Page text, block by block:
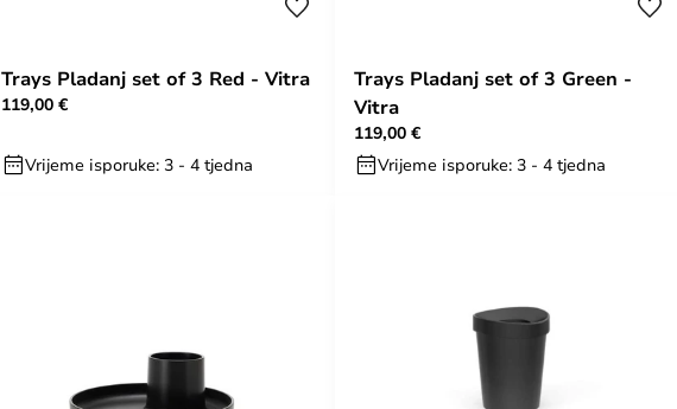
Trays Pladanj set of 3 Red - Vitra
119,00 €
Vrijeme isporuke: 3 - 4 tjedna
Trays Pladanj set of 3 Green -
Vitra
119,00 €
Vrijeme isporuke: 3 - 4 tjedna